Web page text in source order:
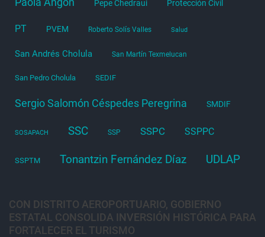
Pepe Chedraui Protección Civil
PT PVEM Roberto Solís Valles Salud
San Andrés Cholula San Martín Texmelucan
San Pedro Cholula SEDIF
Sergio Salomón Céspedes Peregrina SMDIF
SOSAPACH SSC SSP SSPC SSPPC
SSPTM Tonantzin Fernández Díaz UDLAP
CON DISTRITO AEROPORTUARIO, GOBIERNO
ESTATAL CONSOLIDA INVERSIÓN HISTÓRICA PARA
FORTALECER EL TURISMO